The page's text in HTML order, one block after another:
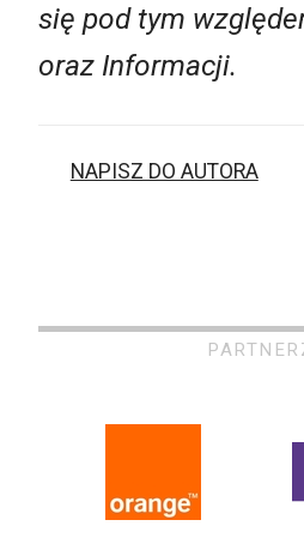
się pod tym
oraz Informacji.
NAPISZ DO AUTORA